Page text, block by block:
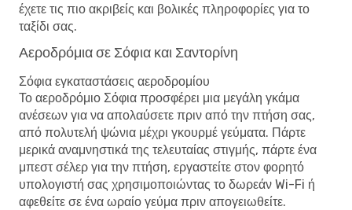
έχετε τις πιο ακριβείς και βολικές πληροφορίες για το
ταξίδι σας.
Αεροδρόμια σε Σόφια και Σαντορίνη
Σόφια εγκαταστάσεις αεροδρομίου
Το αεροδρόμιο Σόφια προσφέρει μια μεγάλη γκάμα
ανέσεων για να απολαύσετε πριν από την πτήση σας,
από πολυτελή ψώνια μέχρι γκουρμέ γεύματα. Πάρτε
μερικά αναμνηστικά της τελευταίας στιγμής, πάρτε ένα
μπεστ σέλερ για την πτήση, εργαστείτε στον φορητό
υπολογιστή σας χρησιμοποιώντας το δωρεάν Wi-Fi ή
αφεθείτε σε ένα ωραίο γεύμα πριν απογειωθείτε.